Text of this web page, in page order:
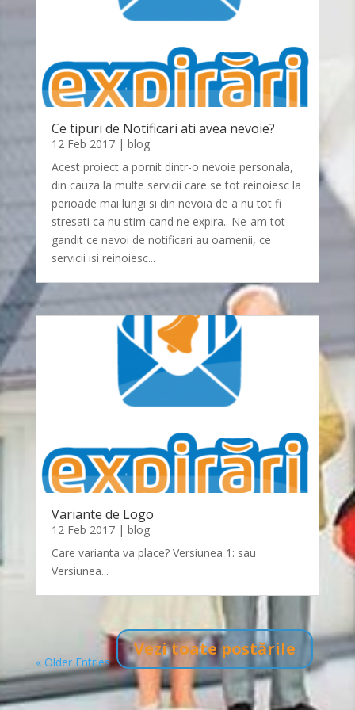
Ce tipuri de Notificari ati avea nevoie?
12 Feb 2017| blog
Acest proiect a pornit dintr-o nevoie personala,
din cauza la multe servicii care se tot reinoiesc la
perioade mai lungi si din nevoia de a nu tot fi
stresati ca nu stim cand ne expira.. Ne-am tot
gandit ce nevoi de notificari au oamenii, ce
servicii isi reinoiesc...
Variante de Logo
12 Feb 2017| blog
Care varianta va place? Versiunea 1: sau
Versiunea...
« Older Entries
Vezi toate postările